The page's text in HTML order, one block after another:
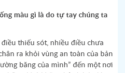
màu gì là do tự tay chúng ta
thiếu sót, nhiều điều chưa
ra khỏi vùng an toàn của bản
băng của mình” đến một nơi